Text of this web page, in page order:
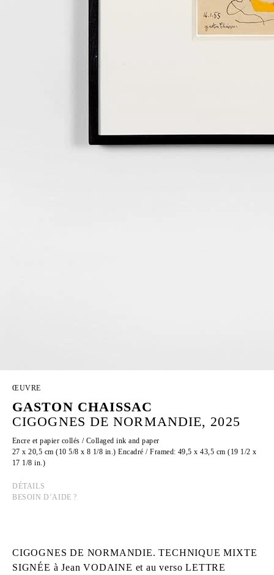
ŒUVRE
GASTON CHAISSAC
CIGOGNES DE NORMANDIE, 2025
Encre et papier collés / Collaged ink and paper
27 x 20,5 cm (10 5/8 x 8 1/8 in.) Encadré / Framed: 49,5 x 43,5 cm (19 1/2 x
17 1/8 in.)
DÉTAILS
BESOIN D’AIDE ?
CIGOGNES DE NORMANDIE. TECHNIQUE MIXTE
SIGNÉE à Jean VODAINE et au verso LETTRE